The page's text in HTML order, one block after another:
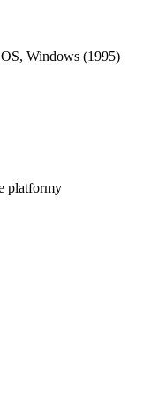
Windows (1995)
platformy